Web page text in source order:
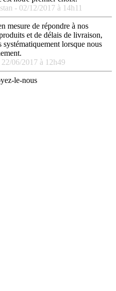
- 02/12/2017 à 14h11
mesure de répondre à nos
et de délais de livraison,
lorsque nous
06/2017 à 12h49
le-nous